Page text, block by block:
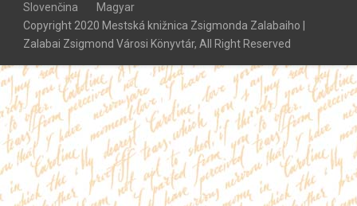
Slovenčina
Magyar
Copyright 2020 Mestská knižnica Zsigmonda Zalabaiho |
Zalabai Zsigmond Városi Könyvtár, All Right Reserved